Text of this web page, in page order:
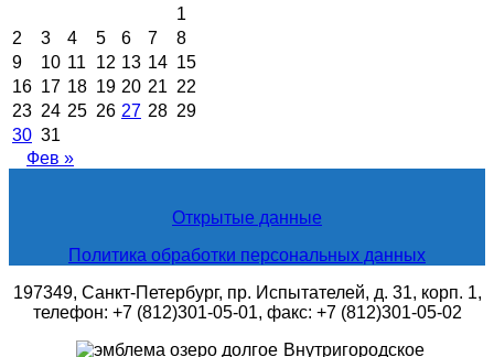
1
2
3 4 5 6 7
8
9
10 11 12 13 14 15
16 17 18 19 20 21 22
23 24 25 26 27 28 29
30 31
Фев »
Открытые данные
Политика обработки персональных данных
197349, Санкт-Петербург, пр. Испытателей, д. 31, корп. 1,
телефон: +7 (812)301-05-01, факс: +7 (812)301-05-02
Внутригородское